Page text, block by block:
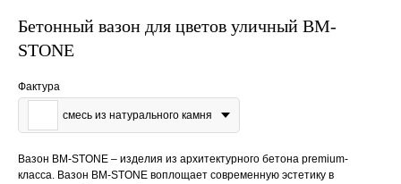
Бетонный вазон для цветов уличный BM-
STONE
Фактура
смесь из натурального камня
Вазон BM-STONE – изделия из архитектурного бетона premium-
класса. Вазон BM-STONE воплощает современную эстетику в